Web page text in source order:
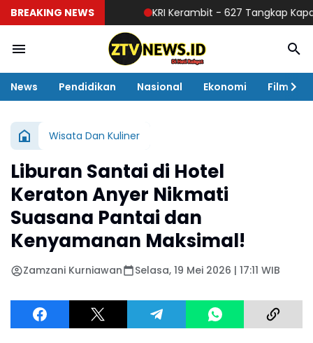
BREAKING NEWS KRI Kerambit - 627 Tangkap Kapal
News Pendidikan Nasional Ekonomi Film
Wisata Dan Kuliner
Liburan Santai di Hotel
Keraton Anyer Nikmati
Suasana Pantai dan
Kenyamanan Maksimal!
Zamzani Kurniawan Selasa, 19 Mei 2026 | 17:11 WIB